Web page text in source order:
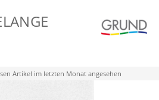
Artikel im letzten Monat angesehen